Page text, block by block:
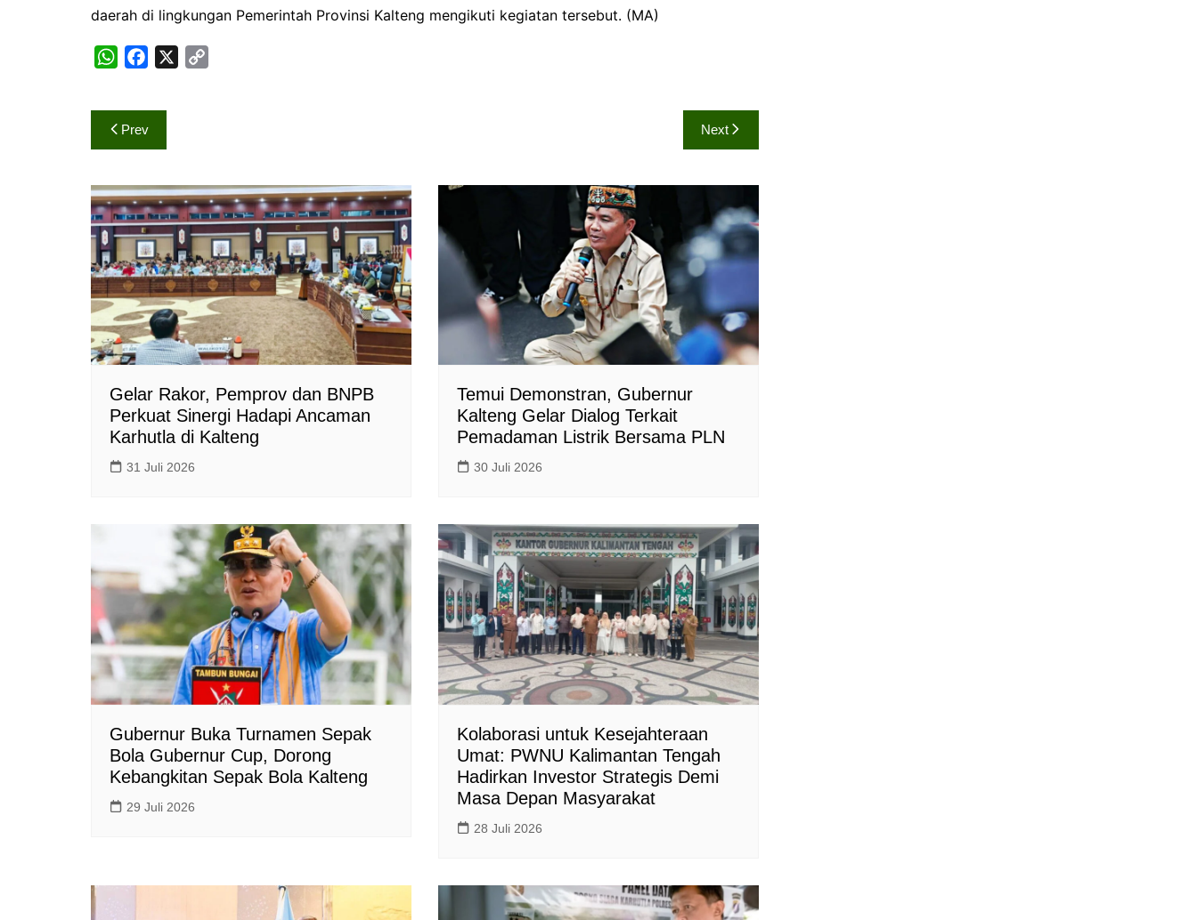
daerah di lingkungan Pemerintah Provinsi Kalteng mengikuti kegiatan tersebut. (MA)
W
t
s
p
p
e
b
o
k
n
k
Navigasi
pos
Prev Next
Gelar Rakor, Pemprov dan BNPB
Perkuat Sinergi Hadapi Ancaman
Karhutla di Kalteng
31 Juli 2026
Temui Demonstran, Gubernur
Kalteng Gelar Dialog Terkait
Pemadaman Listrik Bersama PLN
30 Juli 2026
Gubernur Buka Turnamen Sepak
Bola Gubernur Cup, Dorong
Kebangkitan Sepak Bola Kalteng
29 Juli 2026
Kolaborasi untuk Kesejahteraan
Umat: PWNU Kalimantan Tengah
Hadirkan Investor Strategis Demi
Masa Depan Masyarakat
28 Juli 2026